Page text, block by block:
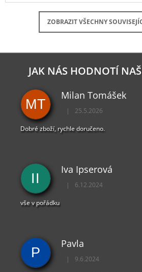
ZOBRAZIT VŠECHNY
JAK NÁS HODNOTÍ
MT
Milan Tomášek
Hodnocení obchodu je 5 z 5
| 25.5.2026
Dobré zboží, rychle doručeno.
II
Iva Ipserová
Hodnocení obchodu je 5 z 5
| 6.12.2024
vše v pořádku
P
Pavla
Hodnocení obchodu je 5 z 5
| 9.6.2024